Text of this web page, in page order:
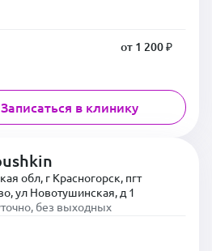
от 1 200 ₽
Записаться в клинику
обл, г Красногорск, пгт
ул Новотушинская, д 1
без выходных